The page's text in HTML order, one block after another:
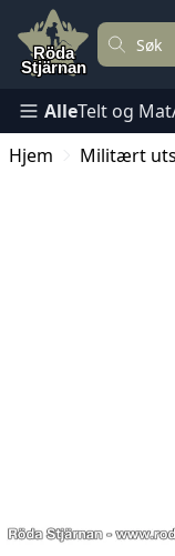
AlleTelt og Mat
Hjem
Militært